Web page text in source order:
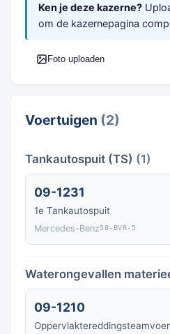
Ken je deze kazerne?
om de kazernepagina
Foto uploaden
Voertuigen (2)
Tankautospuit (TS) (1)
09-1231
1e Tankautospuit
Mercedes-Benz58-BVR-5
Waterongevallen
09-1210